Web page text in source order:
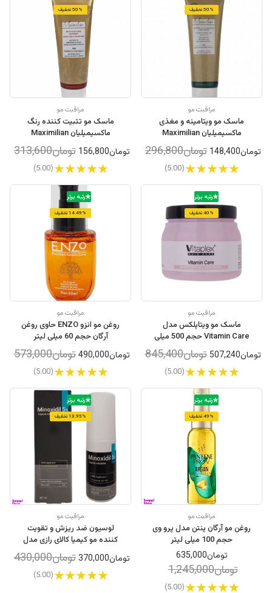
50% تخفیف
مراقبت مو
ماسک مو ویتامینه و مغذی
ماکسیمیلیان Maximilian
مناسب موهای خشک و وز حجم
250 میلی لیتر
تومان148,400 تومان296,800
(5.00)
50% تخفیف
مراقبت مو
ماسک مو تثبیت کننده رنگ
ماکسیمیلیان Maximilian
مناسب موهای رنگ شده و
کراتینه
تومان156,800 تومان313,600
(5.00)
رتبه برتر
40% تخفیف
مراقبت مو
ماسک مو ویتاپلکس مدل
Vitamin Care حجم 500 میلی
تومان507,240 تومان845,400
(5.00)
رتبه برتر
14.49% تخفیف
مراقبت مو
روغن مو انزو ENZO حاوی روغن
آرگان حجم 60 میلی لیتر
تومان490,000 تومان573,000
(5.00)
رتبه برتر
49% تخفیف
مراقبت مو
روغن مو آرگان پنتن مدل پرو وی
حجم 100 میلی لیتر
تومان635,000
تومان1,245,000
(5.00)
رتبه برتر
13.95% تخفیف
مراقبت مو
لوسیون ضد ریزش و تقویت
کننده مو کیمیا کالای رازی مدل
ماینوکسیدیل 5 درصد حجم 60
میلی لیتر
تومان370,000 تومان430,000
(5.00)